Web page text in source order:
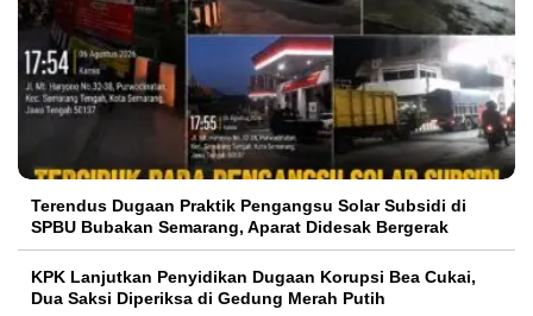
Terendus Dugaan Praktik Pengangsu Solar Subsidi di
SPBU Bubakan Semarang, Aparat Didesak Bergerak
KPK Lanjutkan Penyidikan Dugaan Korupsi Bea Cukai,
Dua Saksi Diperiksa di Gedung Merah Putih